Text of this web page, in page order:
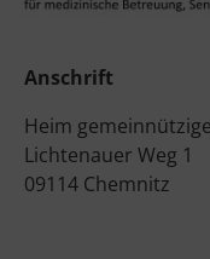
Anschrift
Heim
Lichtenauer Weg 1
09114 Chemnitz